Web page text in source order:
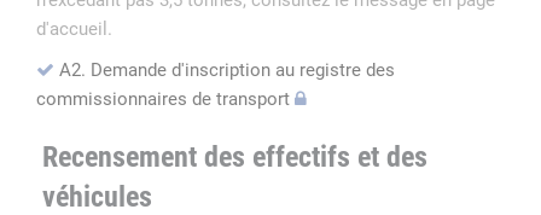
d'accueil.
A2. Demande d'inscription au registre des
commissionnaires de transport
Recensement des effectifs et des
véhicules